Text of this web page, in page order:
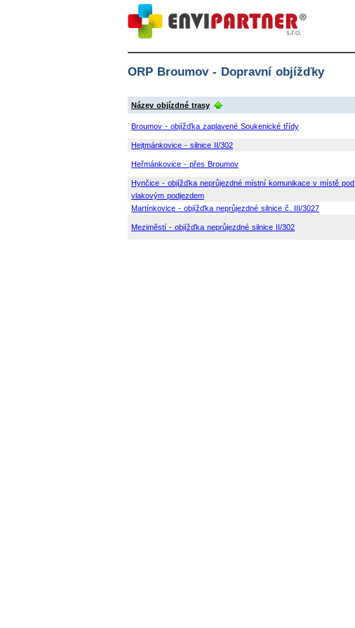
ORP Broumov - Dopravní objížďky
Název objízdné trasy
Broumov - objížďka zaplavené Soukenické třídy
Hejtmánkovice - silnice II/302
Heřmánkovice - přes Broumov
Hynčice - objížďka neprůjezdné místní komunikace v místě pod
vlakovým podjezdem
Martínkovice - objížďka neprůjezdné silnice č. III/3027
Meziměstí - objížďka neprůjezdné silnice II/302